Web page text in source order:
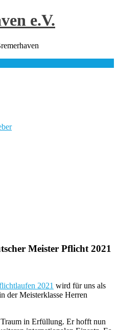
e.V.
Meister Pflicht 2021
2021 wird für uns als
der Meisterklasse Herren
in Erfüllung. Er hofft nun